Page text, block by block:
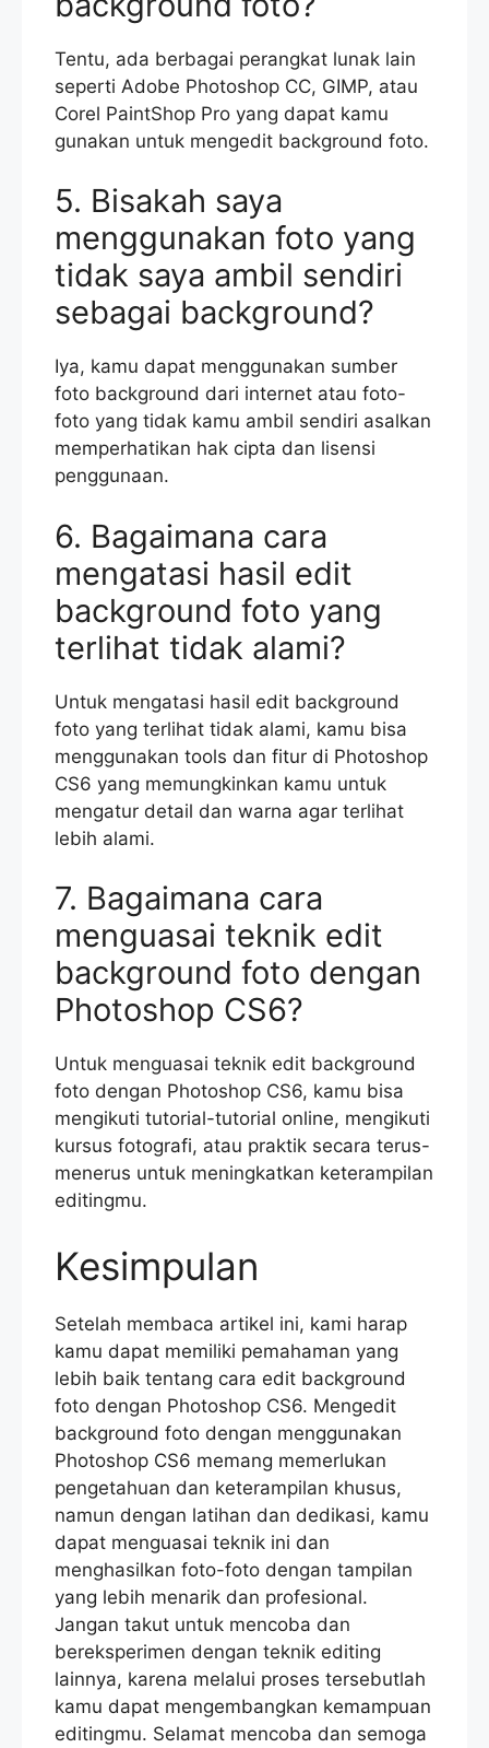
Tentu, ada berbagai perangkat lunak lain
seperti Adobe Photoshop CC, GIMP, atau
Corel PaintShop Pro yang dapat kamu
gunakan untuk mengedit background foto.
5. Bisakah saya
menggunakan foto yang
tidak saya ambil sendiri
sebagai background?
Iya, kamu dapat menggunakan sumber
foto background dari internet atau foto-
foto yang tidak kamu ambil sendiri asalkan
memperhatikan hak cipta dan lisensi
penggunaan.
6. Bagaimana cara
mengatasi hasil edit
background foto yang
terlihat tidak alami?
Untuk mengatasi hasil edit background
foto yang terlihat tidak alami, kamu bisa
menggunakan tools dan fitur di Photoshop
CS6 yang memungkinkan kamu untuk
mengatur detail dan warna agar terlihat
lebih alami.
7. Bagaimana cara
menguasai teknik edit
background foto dengan
Photoshop CS6?
Untuk menguasai teknik edit background
foto dengan Photoshop CS6, kamu bisa
mengikuti tutorial-tutorial online, mengikuti
kursus fotografi, atau praktik secara terus-
menerus untuk meningkatkan keterampilan
editingmu.
Kesimpulan
Setelah membaca artikel ini, kami harap
kamu dapat memiliki pemahaman yang
lebih baik tentang cara edit background
foto dengan Photoshop CS6. Mengedit
background foto dengan menggunakan
Photoshop CS6 memang memerlukan
pengetahuan dan keterampilan khusus,
namun dengan latihan dan dedikasi, kamu
dapat menguasai teknik ini dan
menghasilkan foto-foto dengan tampilan
yang lebih menarik dan profesional.
Jangan takut untuk mencoba dan
bereksperimen dengan teknik editing
lainnya, karena melalui proses tersebutlah
kamu dapat mengembangkan kemampuan
editingmu. Selamat mencoba dan semoga